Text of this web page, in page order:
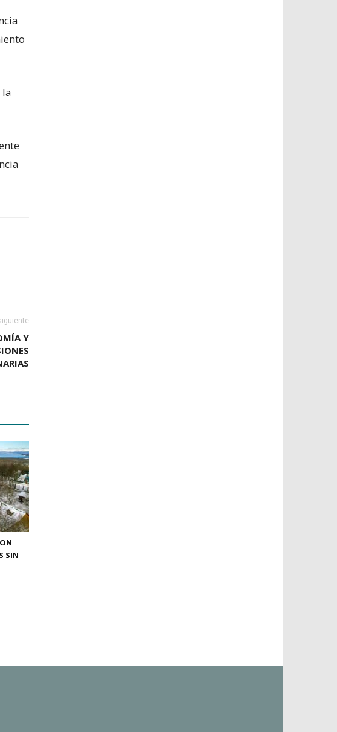
la
Y
SIN